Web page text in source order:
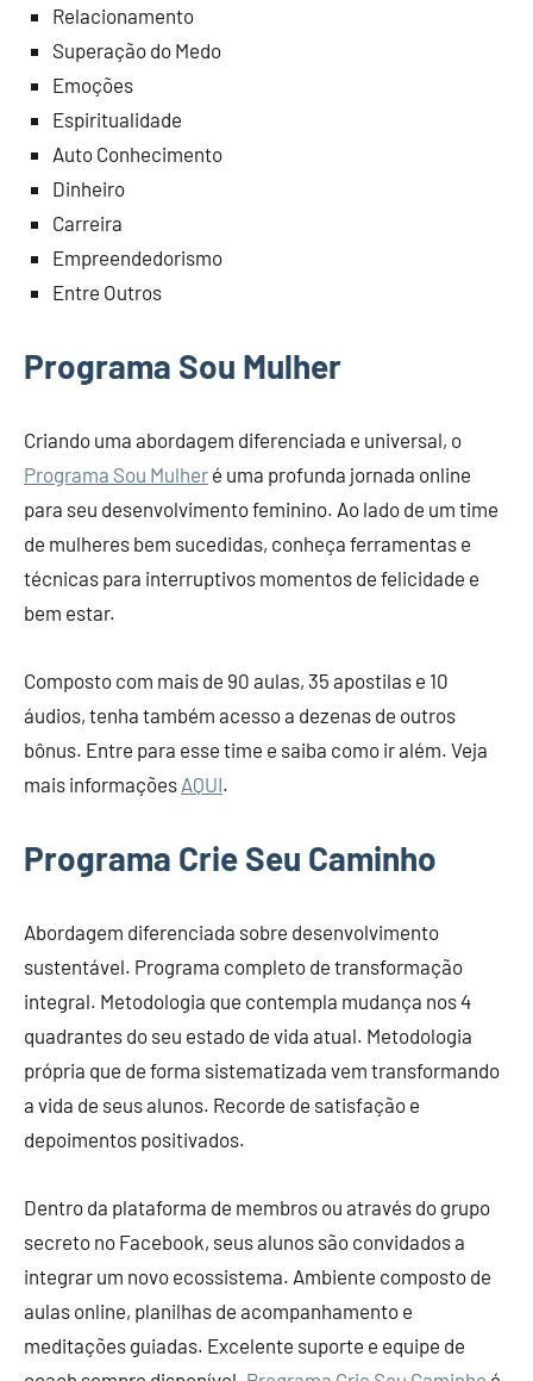
Relacionamento
Superação do Medo
Emoções
Espiritualidade
Auto Conhecimento
Dinheiro
Carreira
Empreendedorismo
Entre Outros
Programa Sou Mulher
Criando uma abordagem diferenciada e universal, o
Programa Sou Mulher é uma profunda jornada online
para seu desenvolvimento feminino. Ao lado de um time
de mulheres bem sucedidas, conheça ferramentas e
técnicas para interruptivos momentos de felicidade e
bem estar.
Composto com mais de 90 aulas, 35 apostilas e 10
áudios, tenha também acesso a dezenas de outros
bônus. Entre para esse time e saiba como ir além. Veja
mais informações AQUI.
Programa Crie Seu Caminho
Abordagem diferenciada sobre desenvolvimento
sustentável. Programa completo de transformação
integral. Metodologia que contempla mudança nos 4
quadrantes do seu estado de vida atual. Metodologia
própria que de forma sistematizada vem transformando
a vida de seus alunos. Recorde de satisfação e
depoimentos positivados.
Dentro da plataforma de membros ou através do grupo
secreto no Facebook, seus alunos são convidados a
integrar um novo ecossistema. Ambiente composto de
aulas online, planilhas de acompanhamento e
meditações guiadas. Excelente suporte e equipe de